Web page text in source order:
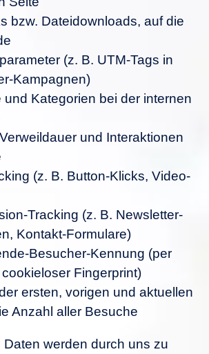
bzw. Dateidownloads, auf die
(z. B. UTM-Tags in
Kampagnen)
und Kategorien bei der internen
und Interaktionen
(z. B. Button-Klicks, Video-
Tracking (z. B. Newsletter-
Kontakt-Formulare)
Besucher-Kennung (per
Fingerprint)
ersten, vorigen und aktuellen
Anzahl aller Besuche
werden durch uns zu